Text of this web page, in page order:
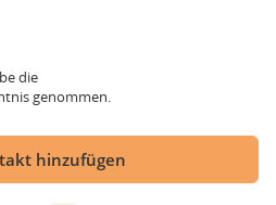
die
genommen.
hinzufügen